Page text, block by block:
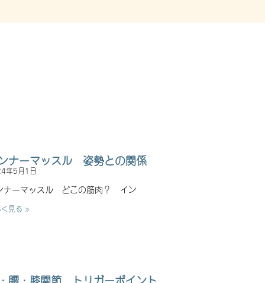
ナーマッスル 姿勢との関係
年5月1日
ナーマッスル どこの筋肉？ イン
見る »
腰・膝関節 トリガーポイント